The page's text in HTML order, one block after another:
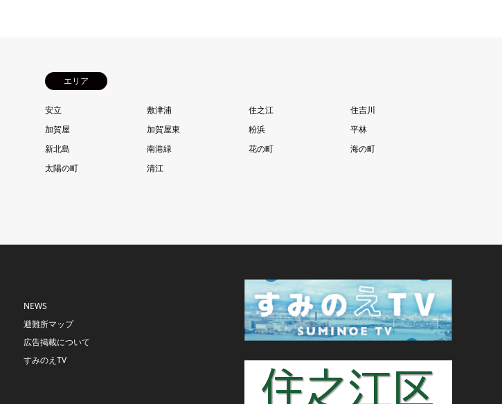
エリア
安立 敷津浦 住之江
住吉川
加賀屋
加賀屋東 粉浜
平林
新北島
南港緑 花の町
海の町
太陽の町
清江
NEWS
避難所マップ
広告掲載について
すみのえTV